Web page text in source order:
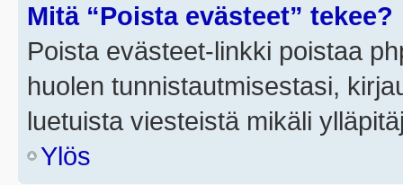
Mitä “Poista evästeet” tekee?
Poista evästeet-linkki poistaa
huolen tunnistautmisestasi,
luetuista viesteistä mikäli
Ylös